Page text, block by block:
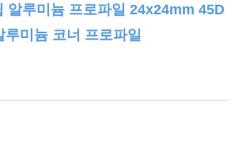
알루미늄 프로파일 24x24mm 45D
미늄 코너 프로파일